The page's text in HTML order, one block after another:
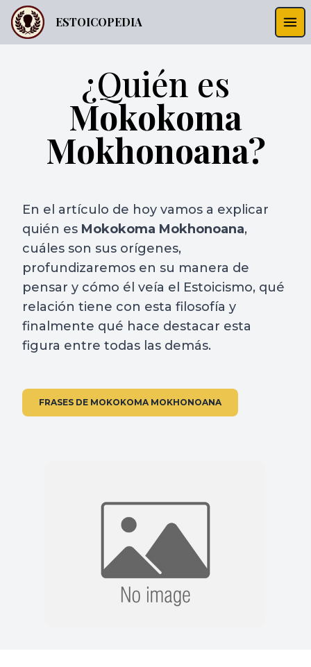
ESTOICOPEDIA
¿Quién es
Mokokoma
Mokhonoana?
En el artículo de hoy vamos a explicar
quién es Mokokoma Mokhonoana,
cuáles son sus orígenes,
profundizaremos en su manera de
pensar y cómo él veía el Estoicismo, qué
relación tiene con esta filosofía y
finalmente qué hace destacar esta
figura entre todas las demás.
FRASES DE MOKOKOMA MOKHONOANA